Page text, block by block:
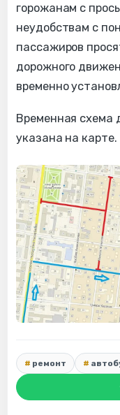
горожанам с
неудобствам с
пассажиров
дорожного
временно
Временная схема
указана на карте.
ремонт